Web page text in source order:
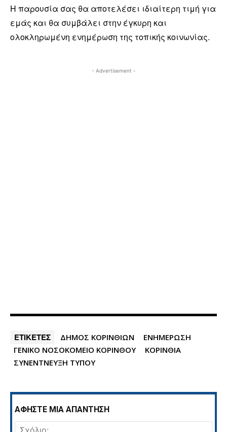
Η παρουσία σας θα αποτελέσει ιδιαίτερη τιμή για
εμάς και θα συμβάλει στην έγκυρη και
ολοκληρωμένη ενημέρωση της τοπικής κοινωνίας.
- Advertisement -
ΕΤΙΚΕΤΕΣ ΔΗΜΟΣ ΚΟΡΙΝΘΙΩΝ
ΕΝΗΜΕΡΩΣΗ
ΓΕΝΙΚΟ ΝΟΣΟΚΟΜΕΙΟ ΚΟΡΙΝΘΟΥ
ΚΟΡΙΝΘΙΑ
ΣΥΝΕΝΤΝΕΥΞΗ ΤΥΠΟΥ
ΑΦΗΣΤΕ ΜΙΑ ΑΠΑΝΤΗΣΗ